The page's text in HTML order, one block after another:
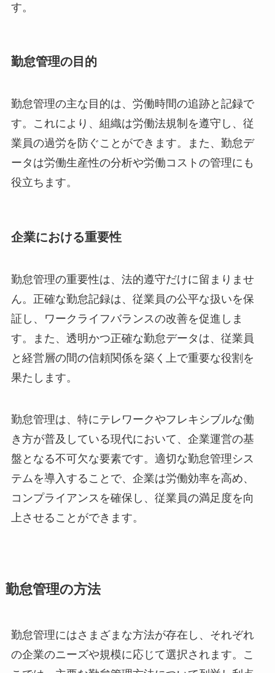
す。
勤怠管理の目的
勤怠管理の主な目的は、労働時間の追跡と記録で
す。これにより、組織は労働法規制を遵守し、従
業員の過労を防ぐことができます。また、勤怠デ
ータは労働生産性の分析や労働コストの管理にも
役立ちます。
企業における重要性
勤怠管理の重要性は、法的遵守だけに留まりませ
ん。正確な勤怠記録は、従業員の公平な扱いを保
証し、ワークライフバランスの改善を促進しま
す。また、透明かつ正確な勤怠データは、従業員
と経営層の間の信頼関係を築く上で重要な役割を
果たします。
勤怠管理は、特にテレワークやフレキシブルな働
き方が普及している現代において、企業運営の基
盤となる不可欠な要素です。適切な勤怠管理シス
テムを導入することで、企業は労働効率を高め、
コンプライアンスを確保し、従業員の満足度を向
上させることができます。
勤怠管理の方法
勤怠管理にはさまざまな方法が存在し、それぞれ
の企業のニーズや規模に応じて選択されます。こ